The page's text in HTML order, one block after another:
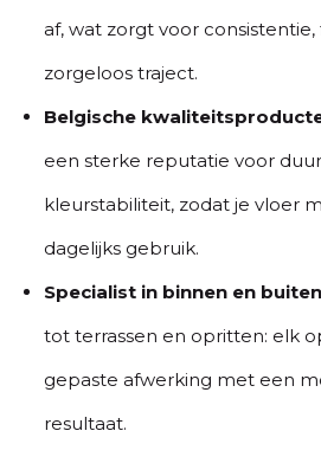
af, wat zorgt voor
zorgeloos traject.
Belgische
een sterke reputatie voor
kleurstabiliteit, zodat je vloer
dagelijks gebruik.
Specialist in binnen en
tot terrassen en opritten: elk
gepaste afwerking met een
resultaat.